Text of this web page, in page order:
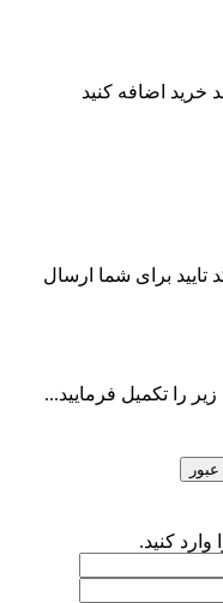
خرید اضافه کنید
تایید برای شما ارسال
را تکمیل فرمایید...
وارد کنید.